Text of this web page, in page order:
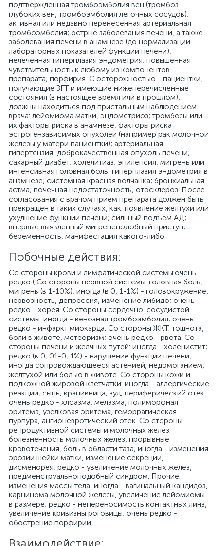
подтвержденная тромбоэмболия вен (тромбоз
глубоких вен, тромбоэмболия легочных сосудов);
активная или недавно перенесенная артериальная
тромбоэмболия; острые заболевания печени, а также
заболевания печени в анамнезе (до нормализации
лабораторных показателей функции печени);
нелеченная гиперплазия эндометрия; повышенная
чувствительность к любому из компонентов
препарата; порфирия. С осторожностью - пациентки,
получающие ЗГТ и имеющие нижеперечисленные
состояния (в настоящее время или в прошлом),
должны находиться под пристальным наблюдением
врача: лейомиома матки, эндометриоз; тромбозы или
их факторы риска в анамнезе; факторы риска
эстрогензависимых опухолей (например рак молочной
железы у матери пациентки); артериальная
гипертензия; доброкачественная опухоль печени;
сахарный диабет; холелитиаз; эпилепсия; мигрень или
интенсивная головная боль; гиперплазия эндометрия в
анамнезе; системная красная волчанка; бронхиальная
астма; почечная недостаточность; отосклероз. После
согласования с врачом прием препарата должен быть
прекращен в таких случаях, как: появление желтухи или
ухудшение функции печени; сильный подъем АД;
впервые выявленный мигренеподобный приступ;
беременность; манифестация какого-либо .
Побочные действия:
Cо стороны крови и лимфатической системы:очень
редко ( Со стороны нервной системы: головная боль,
мигрень (в 1-10%); иногда (в 0, 1-1%) - головокружение,
нервозность, депрессия, изменение либидо; очень
редко - хорея. Со стороны сердечно-сосудистой
системы: иногда - венозная тромбоэмболия; очень
редко - инфаркт миокарда. Со стороны ЖКТ: тошнота,
боли в животе, метеоризм; очень редко - рвота. Со
стороны печени и желчных путей: иногда - холецистит;
редко (в 0, 01-0, 1%) - нарушение функции печени,
иногда сопровождающееся астенией, недомоганием,
желтухой или болью в животе. Со стороны кожи и
подкожной жировой клетчатки: иногда - аллергические
реакции, сыпь, крапивница, зуд, периферический отек;
очень редко - хлоазма, мелазма, полиморфная
эритема, узелковая эритема, геморрагическая
пурпура, ангионевротический отек. Со стороны
репродуктивной системы и молочных желез:
болезненность молочных желез, прорывные
кровотечения, боль в области таза; иногда - изменения
эрозии шейки матки, изменение секреции,
дисменорея; редко - увеличение молочных желез,
предменструальноподобный синдром. Прочие:
изменения массы тела; иногда - вагинальный кандидоз,
карцинома молочной железы, увеличение лейомиомы
в размере; редко - непереносимость контактных линз,
увеличение кривизны роговицы; очень редко -
обострение порфирии.
Взаимодействие: